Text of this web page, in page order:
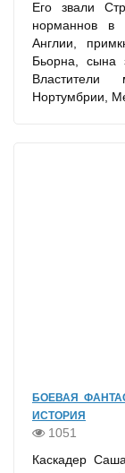
Его звали
норманнов в
Англии,
Бьорна, сына
Властители
Нортумбрии,
БОЕВАЯ
ИСТОРИЯ
1051
Каскадер